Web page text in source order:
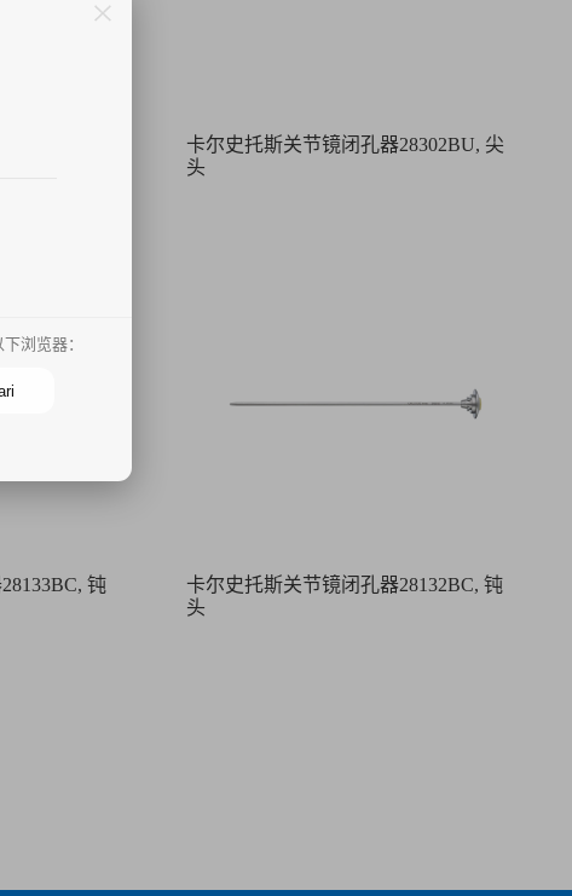
钝头
卡尔史托斯关节镜闭孔器28302BU, 尖
头
钝
卡尔史托斯关节镜闭孔器28132BC, 钝
头
浏览器：